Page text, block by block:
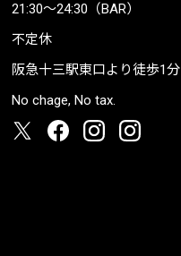
21:30〜24:30（BAR）
不定休
阪急十三駅東口より徒歩1分
No chage, No tax.